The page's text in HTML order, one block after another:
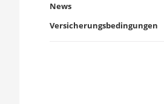
News
Versicherungsbedingungen